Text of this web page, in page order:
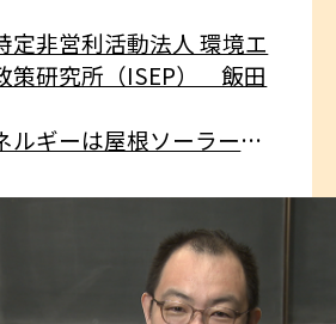
定非営利活動法人 環境エ
策研究所（ISEP） 飯田
ルギーは屋根ソーラーで
野県に最適？どんな人に
もまじえて解説します！